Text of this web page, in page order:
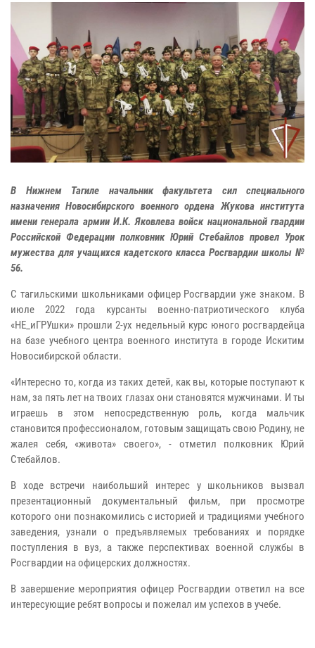
В Нижнем Тагиле начальник факультета сил специального
назначения Новосибирского военного ордена Жукова института
имени генерала армии И.К. Яковлева войск национальной гвардии
Российской Федерации полковник Юрий Стебайлов провел Урок
мужества для учащихся кадетского класса Росгвардии школы №
56.
С тагильскими школьниками офицер Росгвардии уже знаком. В
июле 2022 года курсанты военно-патриотического клуба
«НЕ_иГРУшки» прошли 2-ух недельный курс юного росгвардейца
на базе учебного центра военного института в городе Искитим
Новосибирской области.
«Интересно то, когда из таких детей, как вы, которые поступают к
нам, за пять лет на твоих глазах они становятся мужчинами. И ты
играешь в этом непосредственную роль, когда мальчик
становится профессионалом, готовым защищать свою Родину, не
жалея себя, «живота» своего», - отметил полковник Юрий
Стебайлов.
В ходе встречи наибольший интерес у школьников вызвал
презентационный документальный фильм, при просмотре
которого они познакомились с историей и традициями учебного
заведения, узнали о предъявляемых требованиях и порядке
поступления в вуз, а также перспективах военной службы в
Росгвардии на офицерских должностях.
В завершение мероприятия офицер Росгвардии ответил на все
интересующие ребят вопросы и пожелал им успехов в учебе.